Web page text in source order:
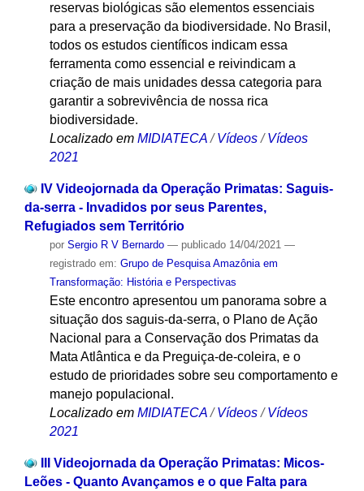
reservas biológicas são elementos essenciais
para a preservação da biodiversidade. No Brasil,
todos os estudos científicos indicam essa
ferramenta como essencial e reivindicam a
criação de mais unidades dessa categoria para
garantir a sobrevivência de nossa rica
biodiversidade.
Localizado em MIDIATECA / Vídeos / Vídeos
2021
IV Videojornada da Operação Primatas: Saguis-
da-serra - Invadidos por seus Parentes,
Refugiados sem Território
por Sergio R V Bernardo — publicado14/04/2021 —
registrado em: Grupo de Pesquisa Amazônia em
Transformação: História e Perspectivas
Este encontro apresentou um panorama sobre a
situação dos saguis-da-serra, o Plano de Ação
Nacional para a Conservação dos Primatas da
Mata Atlântica e da Preguiça-de-coleira, e o
estudo de prioridades sobre seu comportamento e
manejo populacional.
Localizado em MIDIATECA /Vídeos /Vídeos
2021
III Videojornada da Operação Primatas: Micos-
Leões - Quanto Avançamos e o que Falta para